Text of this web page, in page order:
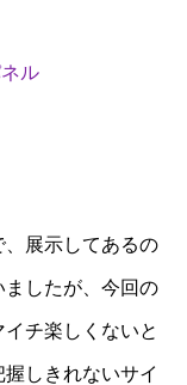
、展示してあるの
したが、今回の
チ楽しくないと
しきれないサイ